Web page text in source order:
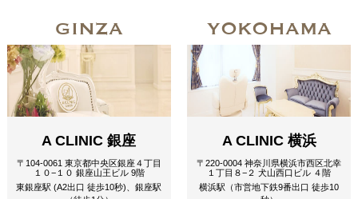
GINZA
A CLINIC 銀座
〒104-0061 東京都中央区銀座４丁目
１０−１０ 銀座山王ビル 9階
東銀座駅 (A2出口 徒歩10秒)、銀座駅
YOKOHAMA
A CLINIC 横浜
〒220-0004 神奈川県横浜市西区北幸
１丁目８−２ 犬山西口ビル ４階
横浜駅（市営地下鉄9番出口 徒歩10